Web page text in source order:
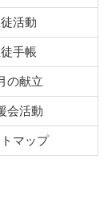
活動
手帳
の献立
会活動
マップ